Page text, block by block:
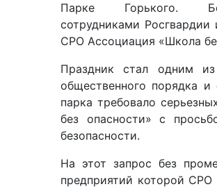
Парке Горького.
сотрудниками Росгвардии
СРО Ассоциация «Школа
Праздникстал одним
общественного порядка и
парка требовало
без опасности» с
безопасности.
На этот запрос без
предприятий которой СРО